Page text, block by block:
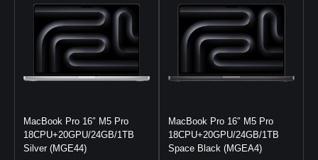
MacBook Pro 16″ M5 Pro
18CPU+20GPU/24GB/1TB
Silver (MGE44)
MacBook Pro 16″ M5 Pro
18CPU+20GPU/24GB/1TB
Space Black (MGEA4)